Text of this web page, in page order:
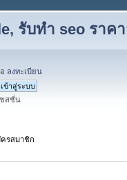
รับทำ seo ราค
ลงทะเบียน
ซสชั่น
รสมาชิก